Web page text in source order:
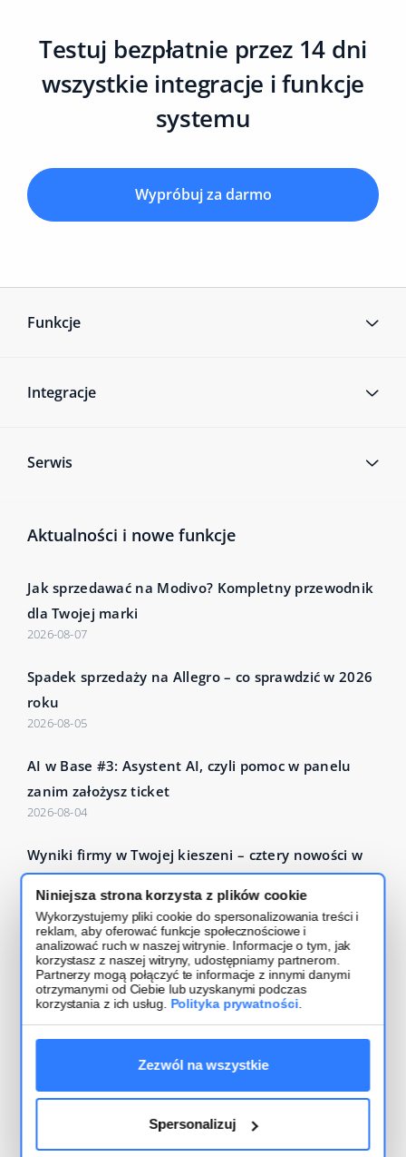
Niniejsza strona korzysta z plików cookie
Wykorzystujemy pliki cookie do spersonalizowania treści i
reklam, aby oferować funkcje społecznościowe i
analizować ruch w naszej witrynie. Informacje o tym, jak
korzystasz z naszej witryny, udostępniamy partnerom.
Partnerzy mogą połączyć te informacje z innymi danymi
otrzymanymi od Ciebie lub uzyskanymi podczas
korzystania z ich usług. Polityka prywatności.
Zezwól na wszystkie
Spersonalizuj
Testuj bezpłatnie przez 14 dni
wszystkie integracje i funkcje
systemu
Wypróbuj za darmo
Funkcje
Integracje
Serwis
Aktualności i nowe funkcje
Jak sprzedawać na Modivo? Kompletny przewodnik
dla Twojej marki
2026-08-07
Spadek sprzedaży na Allegro – co sprawdzić w 2026
roku
2026-08-05
AI w Base #3: Asystent AI, czyli pomoc w panelu
zanim założysz ticket
2026-08-04
Wyniki firmy w Twojej kieszeni – cztery nowości w
Base Analytics
2026-07-27
Czytaj więcej – Base Blog
Bezpieczeństwo i polityka prywatności
2026Base.com, Integracja systemów e-commerce